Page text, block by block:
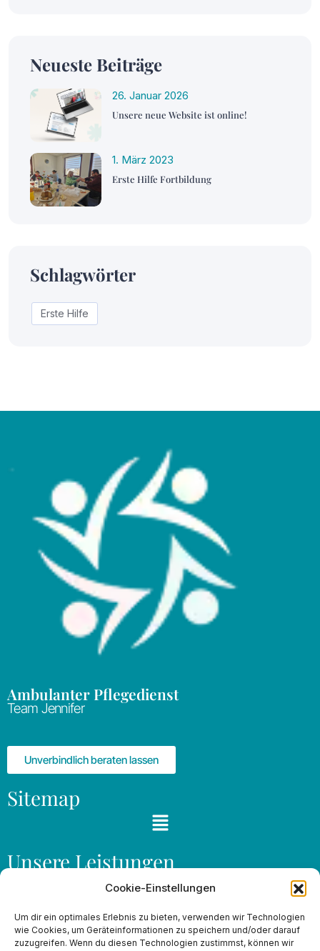
Cookie-Einstellungen
Um dir ein optimales Erlebnis zu bieten, verwenden wir Technologien
wie Cookies, um Geräteinformationen zu speichern und/oder darauf
zuzugreifen. Wenn du diesen Technologien zustimmst, können wir
Neueste Beiträge
26. Januar 2026
Unsere neue Website ist online!
1. März 2023
Erste Hilfe Fortbildung
Schlagwörter
Erste Hilfe
Ambulanter Pflegedienst
Team Jennifer
Unverbindlich beraten lassen
Sitemap
Unsere Leistungen
Haushalt & Betreuung
Beratung & Organisation